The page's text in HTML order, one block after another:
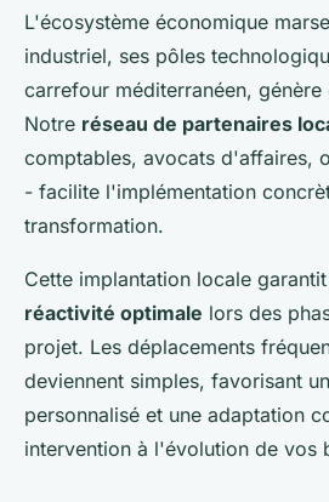
L'écosystème économique
industriel, ses pôles
carrefour méditerranéen, génère
Notre réseau de partenaires
comptables, avocats d'affaires,
- facilite l'implémentation
transformation.
Cette implantation locale
réactivité optimale lors des
projet. Les déplacements
deviennent simples, favorisant
personnalisé et une adaptation
intervention à l'évolution de vos